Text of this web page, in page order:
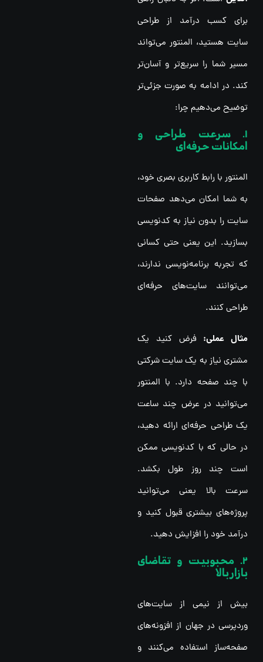
برای کسب درآمد از طراحی
سایت هستید، المنتور می‌تواند
مسیر شما را سریع‌تر و آسان‌تر
کند. در ادامه به صورت جزئی‌تر
توضیح می‌دهیم چرا:
1. سرعت طراحی و
امکانات حرفه‌ای
المنتور با رابط کاربری بصری خود،
به شما امکان می‌دهد صفحات
سایت را بدون نیاز به کدنویسی
بسازید. این یعنی حتی کسانی
که تجربه برنامه‌نویسی ندارند،
می‌توانند سایت‌های حرفه‌ای
طراحی کنند.
مثال عملی: فرض کنید یک
مشتری نیاز به یک سایت شرکتی
با چند صفحه دارد. با المنتور
می‌توانید در عرض چند ساعت
یک طراحی حرفه‌ای ارائه دهید،
در حالی که با کدنویسی ممکن
است چند روز طول بکشد.
سرعت بالا یعنی می‌توانید
پروژه‌های بیشتری قبول کنید و
درآمد خود را افزایش دهید.
2. محبوبیت و تقاضای
بازار بالا
بیش از نیمی از سایت‌های
وردپرسی در جهان از افزونه‌های
صفحه‌ساز استفاده می‌کنند و